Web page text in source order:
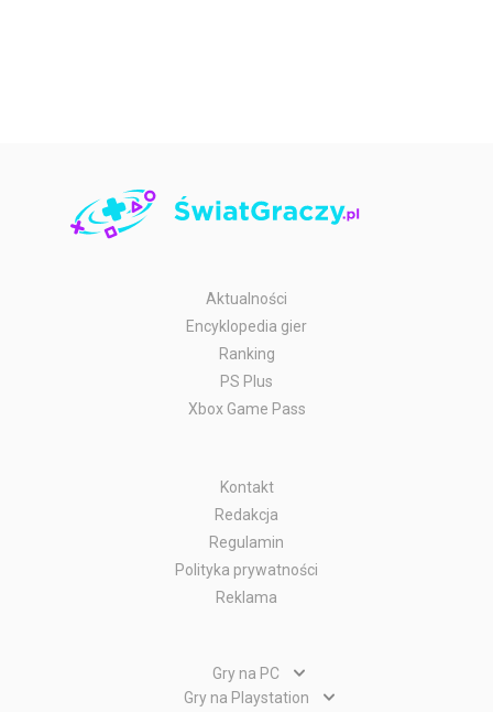
Aktualności
Encyklopedia gier
Ranking
PS Plus
Xbox Game Pass
Kontakt
Redakcja
Regulamin
Polityka prywatności
Reklama
Gry na PC
Gry PC
Gry na Playstation